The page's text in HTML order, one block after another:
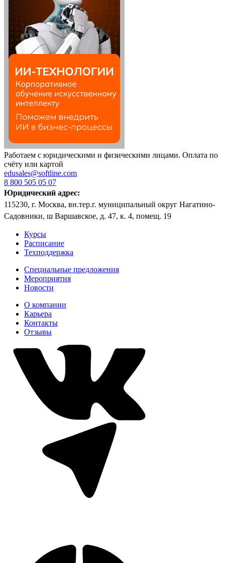
Работаем с юридическими и физическими лицами. Оплата по
счёту или картой
edusales@softline.com
8 800 505 05 07
Юридический адрес:
115230, г. Москва, вн.тер.г. муниципальный округ Нагатино-
Садовники, ш Варшавское, д. 47, к. 4, помещ. 19
Курсы
Расписание
Техподдержка
Специальные предложения
Мероприятия
Новости
О компании
Карьера
Контакты
Отзывы